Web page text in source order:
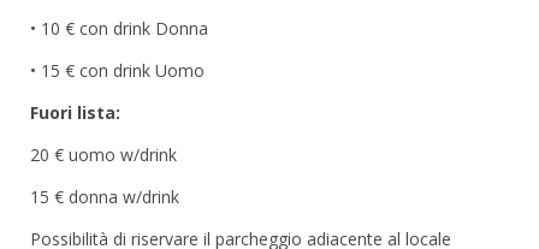
• 10 € con drink Donna
• 15 € con drink Uomo
Fuori lista:
20 € uomo w/drink
15 € donna w/drink
Possibilità di riservare il parcheggio adiacente al locale